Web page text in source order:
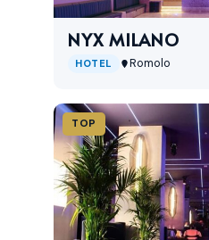
NYX MILANO
HOTEL Romolo
TOP